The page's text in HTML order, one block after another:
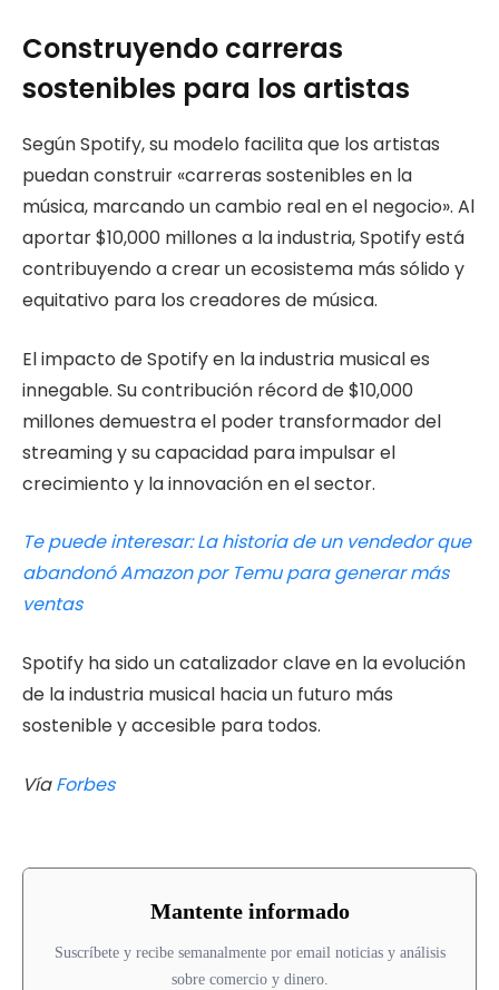
Construyendo carreras
sostenibles para los artistas
Según Spotify, su modelo facilita que los artistas
puedan construir «carreras sostenibles en la
música, marcando un cambio real en el negocio». Al
aportar $10,000 millones a la industria, Spotify está
contribuyendo a crear un ecosistema más sólido y
equitativo para los creadores de música.
El impacto de Spotify en la industria musical es
innegable. Su contribución récord de $10,000
millones demuestra el poder transformador del
streaming y su capacidad para impulsar el
crecimiento y la innovación en el sector.
Te puede interesar: La historia de un vendedor que
abandonó Amazon por Temu para generar más
ventas
Spotify ha sido un catalizador clave en la evolución
de la industria musical hacia un futuro más
sostenible y accesible para todos.
VíaForbes